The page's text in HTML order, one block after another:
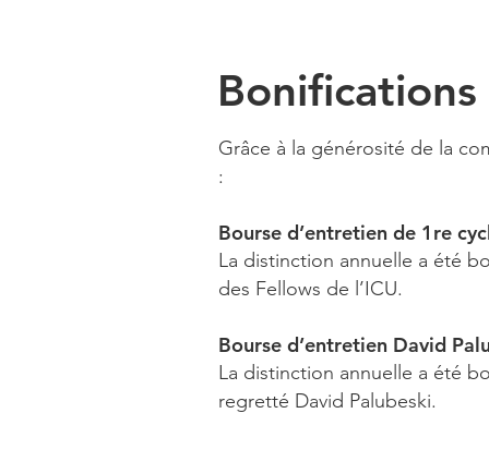
Grâce à la générosité de la
:
Bourse d’entretien de 1re
La distinction annuelle a été
des Fellows de l’ICU.
Bourse d’entretien David
La distinction annuelle a été
regretté David Palubeski.